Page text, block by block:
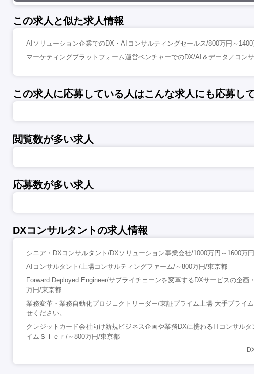
この求人と似た求人情報
AIソリューション企業でのDX・AIコンサルティングセールス/800万円～
マーケティングプラットフォーム運営ベンチャーでのDX/AI＆データ／コン
この求人に応募している人はこんな求人にも応募し
閲覧数が多い求人
応募数が多い求人
DXコンサルタントの求人情報
シニア・DXコンサルタント/DXソリューション事業会社/1000万円～1600万
AIコンサルタント/上場コンサルティングファーム/～800万円/東京都
Forward Deployed Engineer/サプライチェーンを変革するDXサービスの企画
万円/東京都
業務変革・業務自動化プロジェクトリーダー/東証プライム上場 大手プライ
せください。
クレジットカード会社向け新規ビジネス企画や業務DXに携わるITコンサル
イムＳＩｅｒ/～800万円/東京都